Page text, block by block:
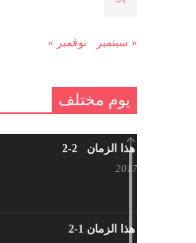
« سبتمبر نوفمبر »
يوم مختلف
شاب من هذا الزمان 2-2
شاب من هذا الزمان 1-2